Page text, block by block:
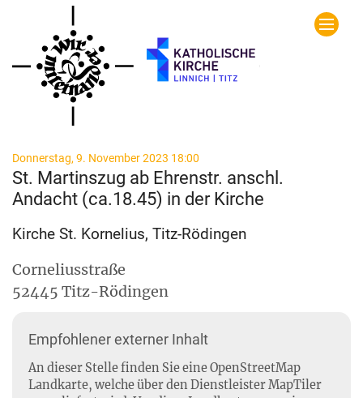
Zum Inhalt springen
Donnerstag, 9. November 2023 18:00
St. Martinszug ab Ehrenstr. anschl.
Andacht (ca.18.45) in der Kirche
Kirche St. Kornelius, Titz-Rödingen
Corneliusstraße
52445 Titz-Rödingen
Empfohlener externer Inhalt
An dieser Stelle finden Sie eine OpenStreetMap
Landkarte, welche über den Dienstleister MapTiler